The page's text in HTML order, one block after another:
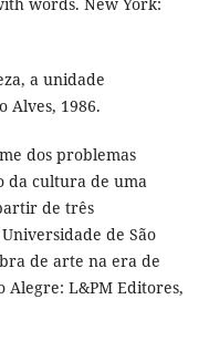
words. New York:
a unidade
Alves, 1986.
dos problemas
da cultura de uma
de três
de São
de arte na era de
L&PM Editores,